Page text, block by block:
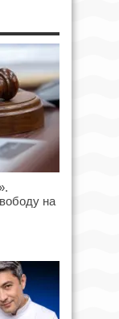
на